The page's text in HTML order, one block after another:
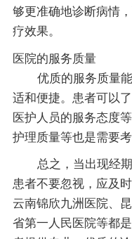
够更准确地诊断病情
疗效果。
医院的服务质量
优质的服务质量
适和便捷。患者可以
医护人员的服务态度
护理质量等也是需要考
总之，当出现经
患者不要忽视，应及
云南锦欣九洲医院、
省第一人民医院等都